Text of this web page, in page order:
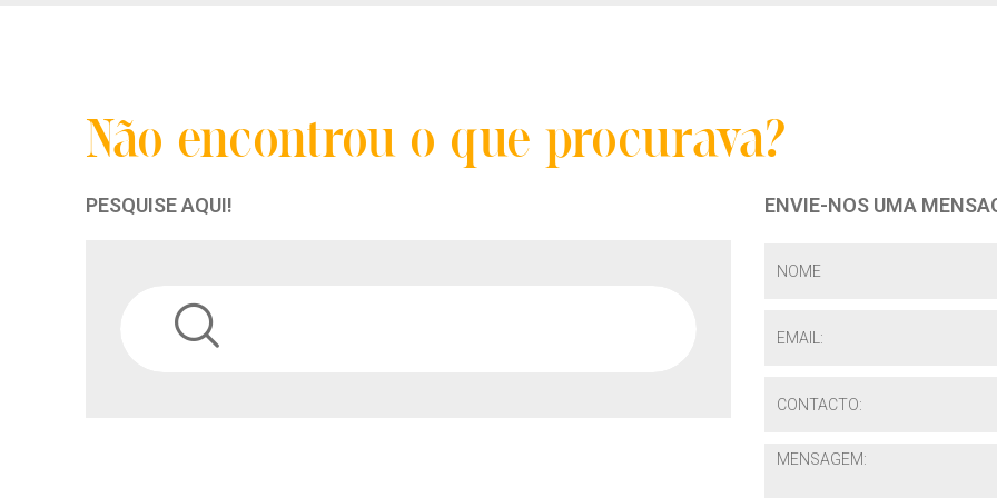
Não encontrou o que procurava?
PESQUISE AQUI! ENVIE-NOS UMA